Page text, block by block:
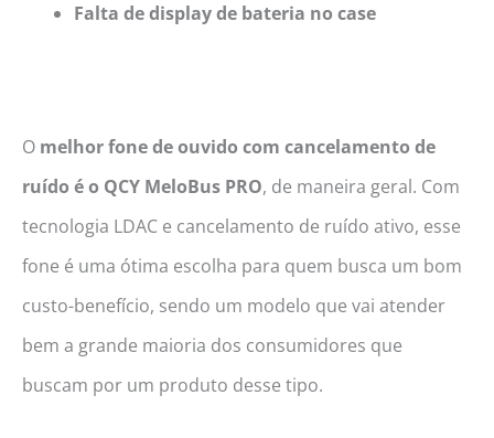
Falta de display de bateria no case
O melhor fone de ouvido com cancelamento de
ruído é o QCY MeloBus PRO, de maneira geral. Com
tecnologia LDAC e cancelamento de ruído ativo, esse
fone é uma ótima escolha para quem busca um bom
custo-benefício, sendo um modelo que vai atender
bem a grande maioria dos consumidores que
buscam por um produto desse tipo.